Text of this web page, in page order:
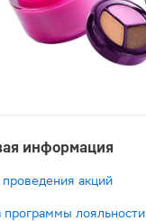
информация
проведения акций
программы лояльности